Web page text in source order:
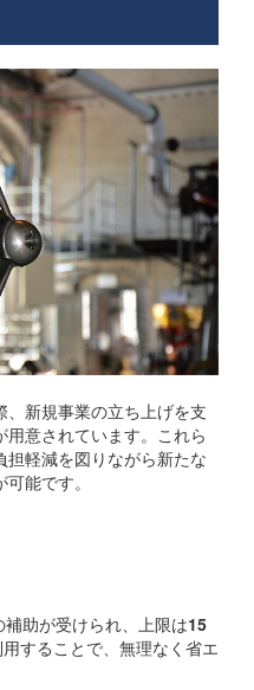
新規事業の立ち上げを支
意されています。これら
軽減を図りながら新たな
能です。
補助が受けられ、上限は15
することで、無理なく省エ